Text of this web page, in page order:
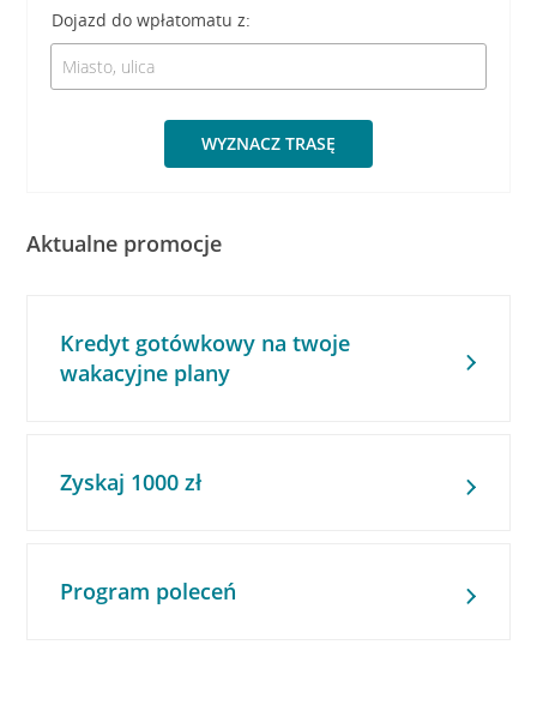
Dojazd do wpłatomatu z:
WYZNACZ TRASĘ
Aktualne promocje
Kredyt gotówkowy na twoje
wakacyjne plany
Zyskaj 1000 zł
Program poleceń